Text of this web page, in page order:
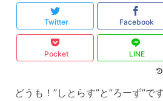
Twitter Facebook
Pocket LINE
どうも！”しとらす”と”ろーず”です